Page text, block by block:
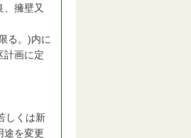
擁壁又
る。)内に
計画に定
しくは新
途を変更